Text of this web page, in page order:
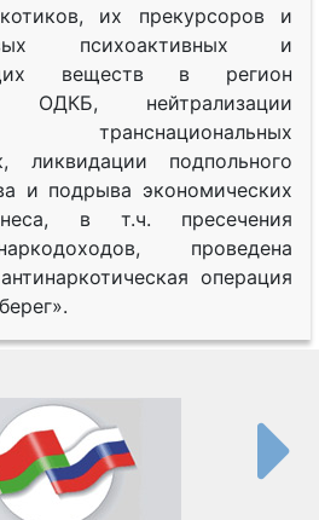
их прекурсоров и
психоактивных и
веществ в регион
ОДКБ, нейтрализации
транснациональных
ликвидации подпольного
и подрыва экономических
в т.ч. пресечения
проведена
операция